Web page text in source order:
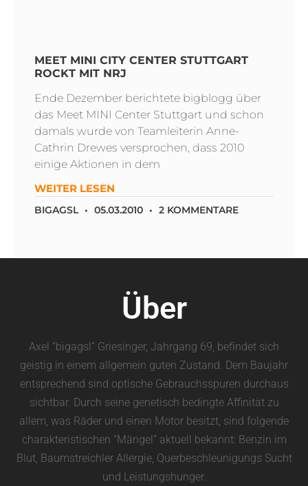
MEET MINI CITY CENTER STUTTGART
ROCKT MIT NRJ
Ende Dezember berichtete bigblogg über
das Meet MINI Center Stuttgart und schon
damals wurde von Teamleiterin Anne-
Cathrin Drewes versprochen, dass 2010
einige Aktionen in dem
WEITER LESEN
BIGAGSL 05.03.2010 2 KOMMENTARE
Über
Axel “bigagsl” Griesinger, Jahrgang 69, befindet sich
geistig in einem allgemein guten Zustand. Dem Baujahr
entsprechend sind optische Gebrauchsspuren durchaus
sichtbar. Durch seine genetisch bedingte Affinität zu
allem, was Räder und einen Motor besitzt, sind folgende
charakteristischen “Mängel” aktuell bekannt: Benzin im
Blut, Baumstreichler Allergie, Querbeschleunigungs Sucht
und Leistungshunger.